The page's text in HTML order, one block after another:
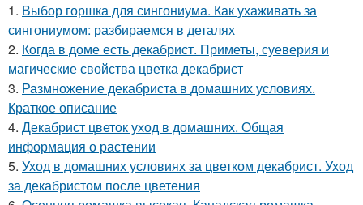
1. Выбор горшка для сингониума. Как ухаживать за
сингониумом: разбираемся в деталях
2. Когда в доме есть декабрист. Приметы, суеверия и
магические свойства цветка декабрист
3. Размножение декабриста в домашних условиях.
Краткое описание
4. Декабрист цветок уход в домашних. Общая
информация о растении
5. Уход в домашних условиях за цветком декабрист. Уход
за декабристом после цветения